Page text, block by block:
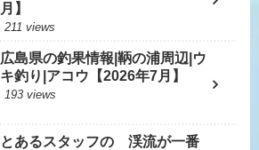
月】
211 views
広島県の釣果情報|鞆の浦周辺|ウ
キ釣り|アコウ【2026年7月】
193 views
とあるスタッフの 渓流が一番